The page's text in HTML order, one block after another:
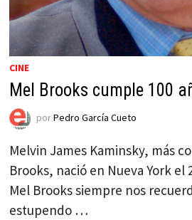
CINE
Mel Brooks cumple 100
porPedro García Cueto
Melvin James Kaminsky, más
Brooks, nació en Nueva York el
Mel Brooks siempre nos
estupendo …